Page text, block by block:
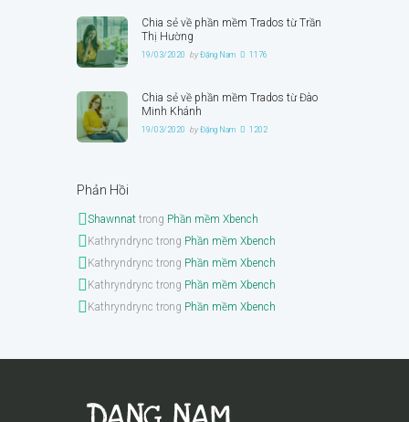
Chia sẻ về phần mềm Trados từ Trần
Thị Hường
19/03/2020 byĐặng Nam 1176
Chia sẻ về phần mềm Trados từ Đào
Minh Khánh
19/03/2020 byĐặng Nam 1202
Phản Hồi
Shawnnat trong Phần mềm Xbench
Kathryndrync trong Phần mềm Xbench
Kathryndrync trong Phần mềm Xbench
Kathryndrync trong Phần mềm Xbench
Kathryndrync trong Phần mềm Xbench